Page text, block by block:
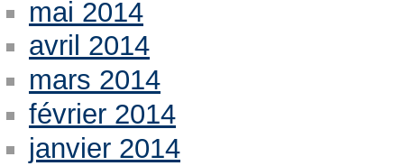
mai 2014
avril 2014
mars 2014
février 2014
janvier 2014